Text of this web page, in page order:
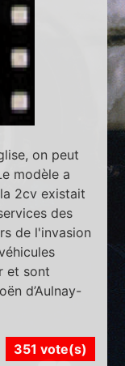
on peut
modèle a
2cv existait
des
de l'invasion
et sont
d’Aulnay-
351 vote(s)